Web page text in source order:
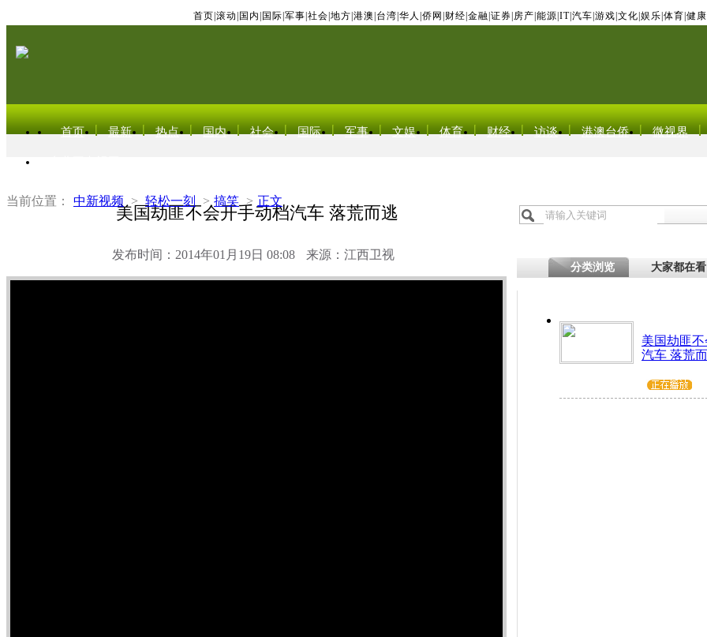
首页 滚动 国内 国际 军事 社会 地方 港澳 台湾 华人 侨网 财经 金融 证券 房产 能源 IT| 汽车 游戏 文化 娱乐 体育 健康
首页 最新 热点 国内 社会 国际 军事 文娱 体育 财经 访谈 港澳台侨 微视界
当前位置： 中新视频 > 轻松一刻 > 搞笑 > 正文
美国劫匪不会开手动档汽车 落荒而逃
发布时间：2014年01月19日 08:08 来源：江西卫视
分类浏览 大家都在看
美国劫匪
汽车 落荒